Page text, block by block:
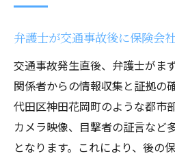
証拠
示談交渉に弁護士を活用
弁護士による示談交
保険会社との示談条
意義
交通事故の示談で弁
弁護士が交通事故後に保険会
交通事故発生直後、弁護士がま
関係者からの情報収集と証拠の
代田区神田花岡町のような都市
カメラ映像、目撃者の証言など
となります。これにより、後の